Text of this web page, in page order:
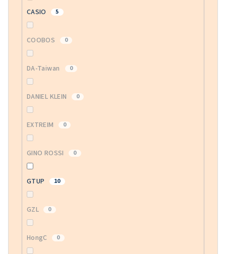
CASIO 5
COOBOS 0
DA-Taiwan 0
DANIEL KLEIN 0
EXTREIM 0
GINO ROSSI 0
GTUP 10
GZL 0
HongC 0